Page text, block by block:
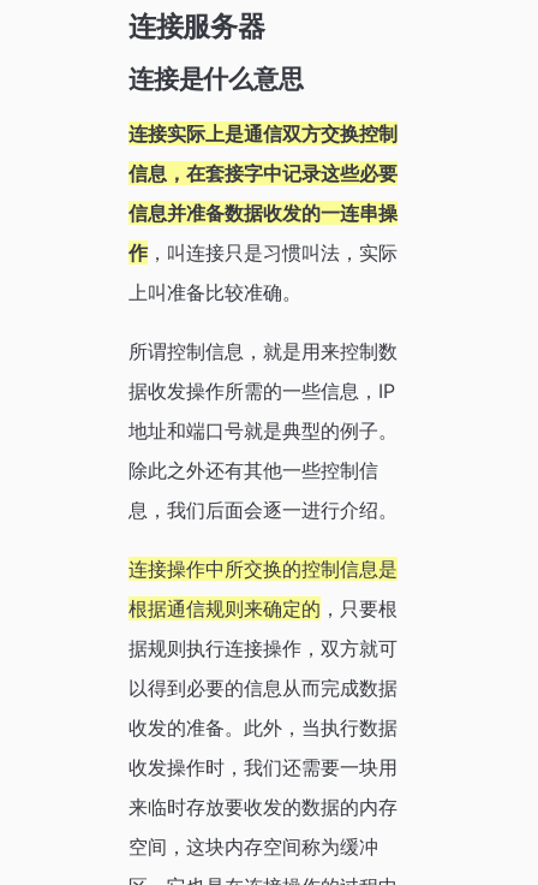
连接服务器
连接是什么意思
连接实际上是通信双方交换控制
信息，在套接字中记录这些必要
信息并准备数据收发的一连串操
作，叫连接只是习惯叫法，实际
上叫准备比较准确。
所谓控制信息，就是用来控制数
据收发操作所需的一些信息，IP
地址和端口号就是典型的例子。
除此之外还有其他一些控制信
息，我们后面会逐一进行介绍。
连接操作中所交换的控制信息是
根据通信规则来确定的 ，只要根
据规则执行连接操作，双方就可
以得到必要的信息从而完成数据
收发的准备。此外，当执行数据
收发操作时，我们还需要一块用
来临时存放要收发的数据的内存
空间，这块内存空间称为缓冲